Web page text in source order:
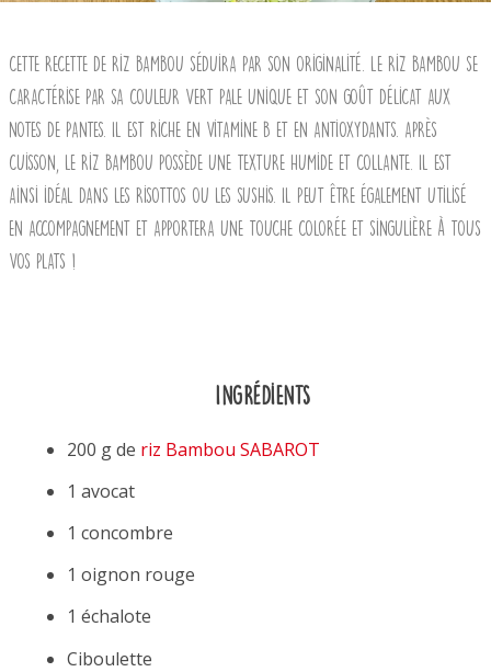
Cette recette de riz bambou séduira par son originalité. Le riz bambou se
caractérise par sa couleur vert pale unique et son goût délicat aux
notes de pantes. Il est riche en vitamine B et en antioxydants. Après
cuisson, le riz bambou possède une texture humide et collante. Il est
ainsi idéal dans les risottos ou les sushis. Il peut être également utilisé
en accompagnement et apportera une touche colorée et singulière à tous
vos plats !
Ingrédients
200 g de riz Bambou SABAROT
1 avocat
1 concombre
1 oignon rouge
1 échalote
Ciboulette